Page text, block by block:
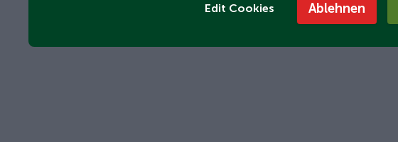
Edit Cookies Ablehnen